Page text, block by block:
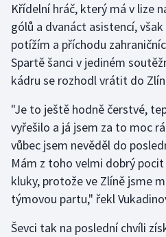
Házená
Jezdectví
Judo
Krasobruslení
Lezení
Lyže a snowboard
Křídelní hráč, který má v lize
gólů a dvanáct asistencí,
potížím a příchodu
Spartě šanci v jediném
kádru se rozhodl vrátit do
"Je to ještě hodně čerstvé,
vyřešilo a já jsem za to moc
vůbec jsem nevěděl do
Mám z toho velmi dobrý
kluky, protože ve Zlíně jsme
týmovou partu," řekl
Ševci tak na poslední chvíli